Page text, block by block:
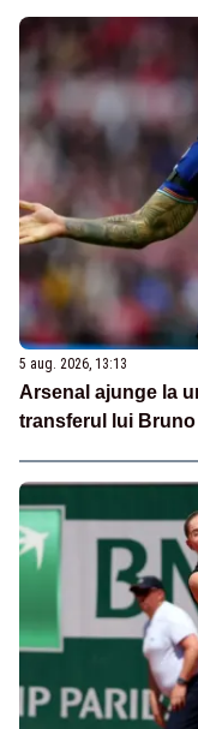
5 aug. 2026, 13:13
Arsenal ajunge la
transferul lui Bruno